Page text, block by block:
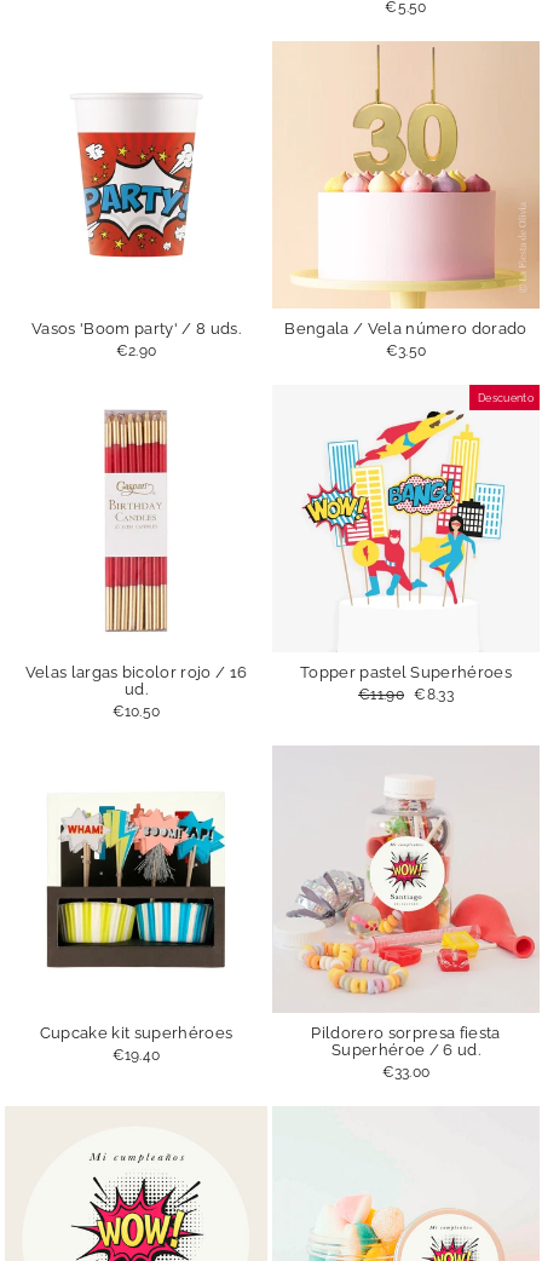
€5.50
Vasos 'Boom party' / 8 uds.
€2.90
Bengala / Vela número dorado
€3.50
Velas largas bicolor rojo / 16
ud.
€10.50
Descuento
Topper pastel Superhéroes
Precio
€11.90 Precio
€8.33
Cupcake kit superhéroes
€19.40
Pildorero sorpresa fiesta
Superhéroe / 6 ud.
€33.00